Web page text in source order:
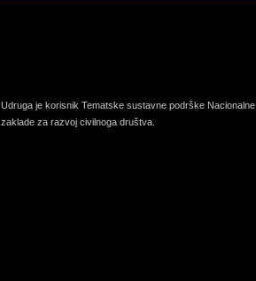
Udruga je korisnik Tematske sustavne podrške Nacionalne
zaklade za razvoj civilnoga društva.